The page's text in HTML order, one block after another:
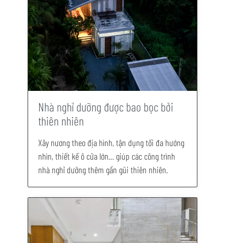
Nhà nghỉ dưỡng được bao bọc bởi
thiên nhiên
Xây nương theo địa hình, tận dụng tối đa hướng
nhìn, thiết kế ô cửa lớn… giúp các công trình
nhà nghỉ dưỡng thêm gần gũi thiên nhiên.